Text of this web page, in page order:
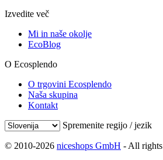
Izvedite več
Mi in naše okolje
EcoBlog
O Ecosplendo
O trgovini Ecosplendo
Naša skupina
Kontakt
Spremenite regijo / jezik
© 2010-2026 niceshops GmbH - All rights